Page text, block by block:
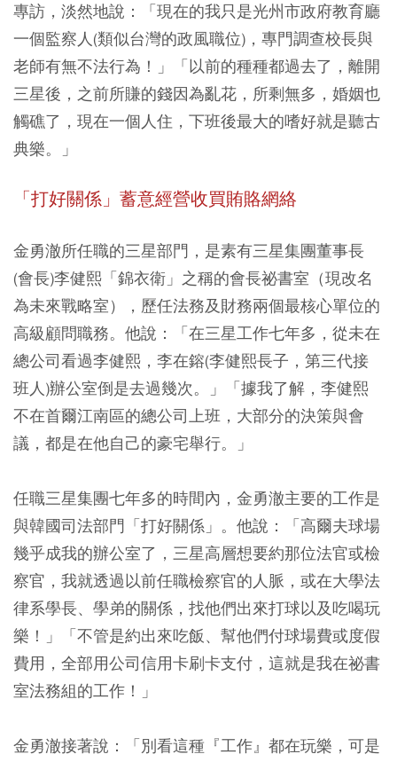
專訪，淡然地說：「現在的我只是光州市政府教育廳
一個監察人(類似台灣的政風職位)，專門調查校長與
老師有無不法行為！」「以前的種種都過去了，離開
三星後，之前所賺的錢因為亂花，所剩無多，婚姻也
觸礁了，現在一個人住，下班後最大的嗜好就是聽古
典樂。」
「打好關係」蓄意經營收買賄賂網絡
金勇澈所任職的三星部門，是素有三星集團董事長
(會長)李健熙「錦衣衛」之稱的會長祕書室（現改名
為未來戰略室），歷任法務及財務兩個最核心單位的
高級顧問職務。他說：「在三星工作七年多，從未在
總公司看過李健熙，李在鎔(李健熙長子，第三代接
班人)辦公室倒是去過幾次。」「據我了解，李健熙
不在首爾江南區的總公司上班，大部分的決策與會
議，都是在他自己的豪宅舉行。」
任職三星集團七年多的時間內，金勇澈主要的工作是
與韓國司法部門「打好關係」。他說：「高爾夫球場
幾乎成我的辦公室了，三星高層想要約那位法官或檢
察官，我就透過以前任職檢察官的人脈，或在大學法
律系學長、學弟的關係，找他們出來打球以及吃喝玩
樂！」「不管是約出來吃飯、幫他們付球場費或度假
費用，全部用公司信用卡刷卡支付，這就是我在祕書
室法務組的工作！」
金勇澈接著說：「別看這種『工作』都在玩樂，可是